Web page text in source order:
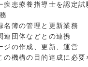
疾患療養指導士を認定試
名簿の管理と更新業務
連団体などとの連携
ジの作成、更新、運営
の機構の目的達成に必要